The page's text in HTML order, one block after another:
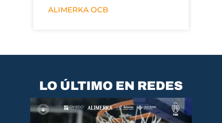
ALIMERKA OCB
LO ÚLTIMO EN REDES